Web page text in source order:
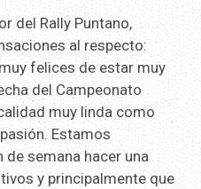
del Rally Puntano,
al respecto:
felices de estar muy
del Campeonato
muy linda como
Estamos
semana hacer una
y principalmente que